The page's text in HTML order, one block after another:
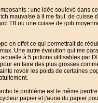
: une idée soulevé dans
mauvaise à il me faut de cuisse
TB ou une cuisse de gob
en effet ce qui permettrait de
Une autre évolution qui me
à 5 potions utilisables par
en faire des plus grosses
revoir les poids de certaines
le problème est le même
papier et j'aurai du papier